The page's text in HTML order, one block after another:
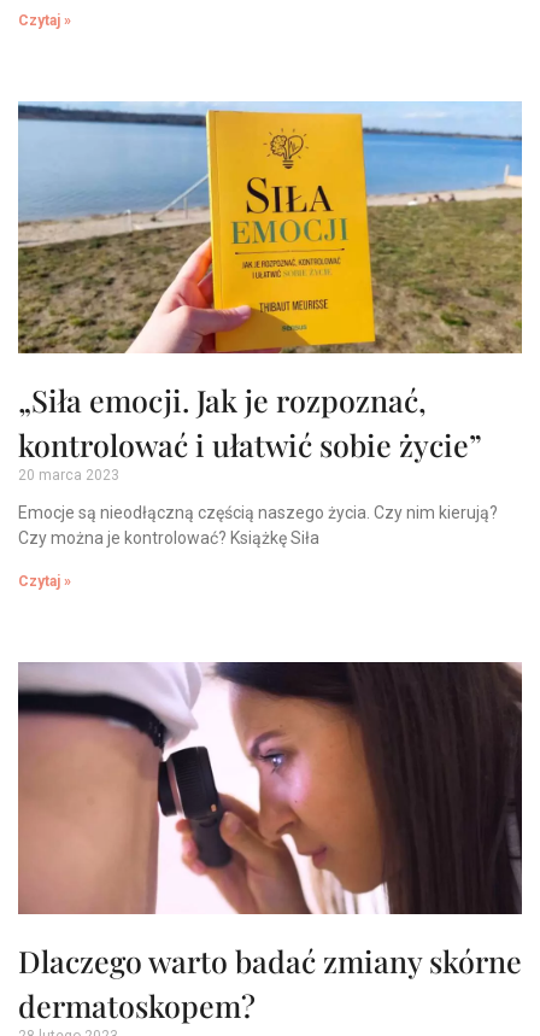
Czytaj »
„Siła emocji. Jak je rozpoznać,
kontrolować i ułatwić sobie życie”
20 marca 2023
Emocje są nieodłączną częścią naszego życia. Czy nim kierują?
Czy można je kontrolować? Książkę Siła
Czytaj »
Dlaczego warto badać zmiany skórne
dermatoskopem?